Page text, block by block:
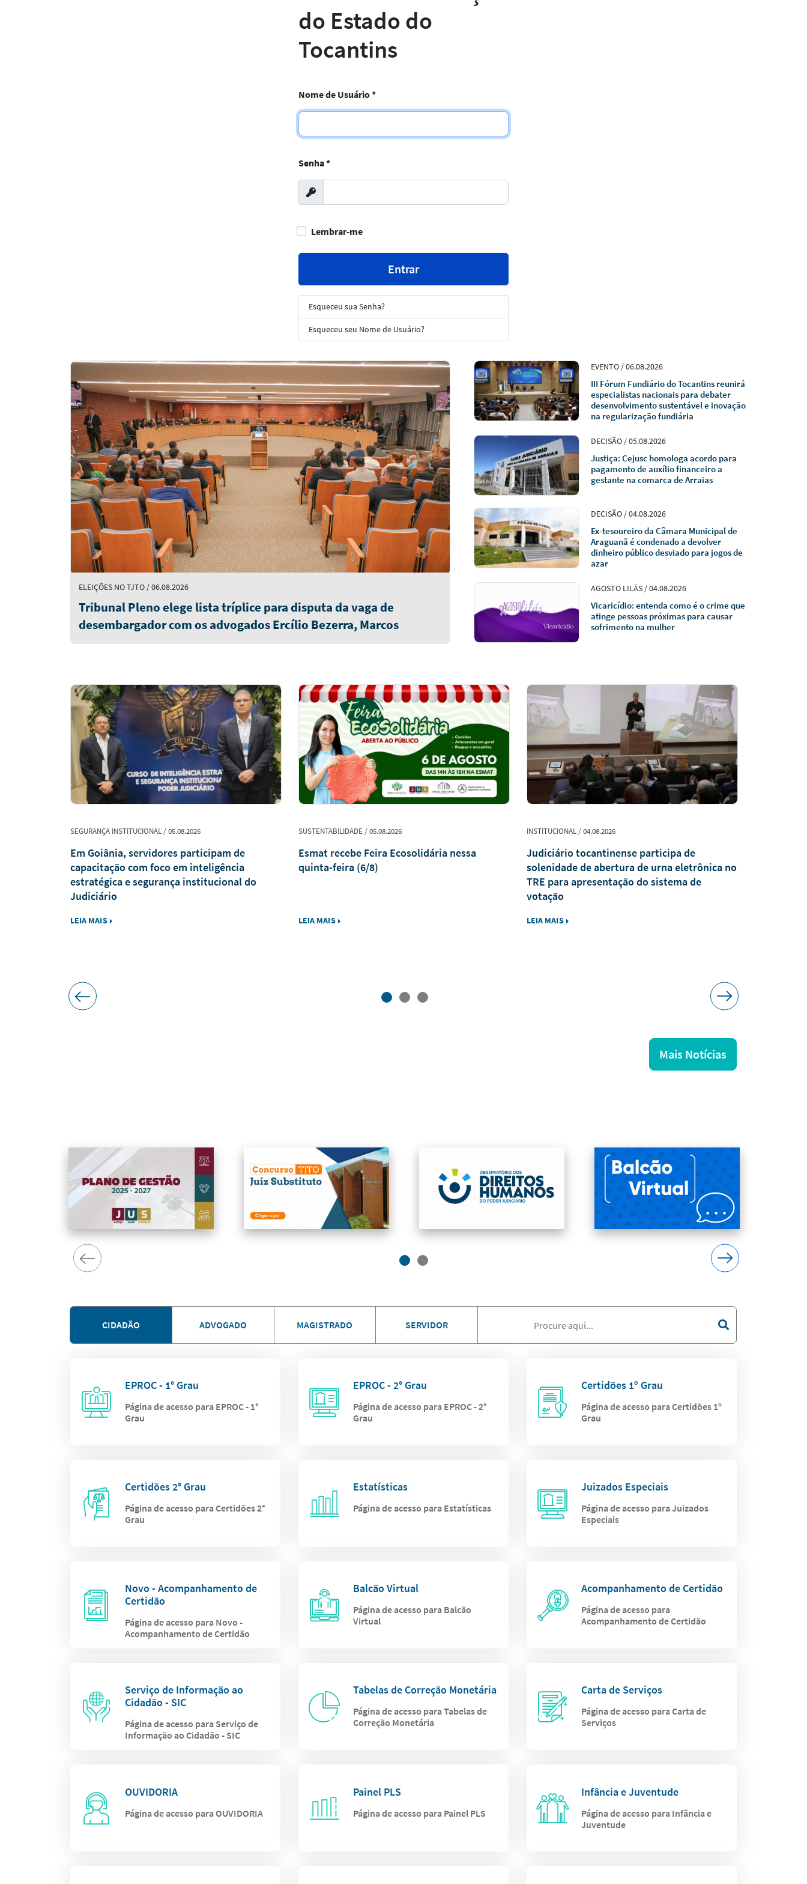
do Estado do
Tocantins
Nome de Usuário*
Senha*
Exibir
Lembrar-me
Entrar
Esqueceu sua Senha?
Esqueceu seu Nome de Usuário?
Notícias
em
Destaque
ELEIÇÕES NO TJTO / 06.08.2026
Tribunal Pleno elege lista tríplice para disputa da vaga de
desembargador com os advogados Ercílio Bezerra, Marcos
Antônio e Guilherme Trindade
EVENTO / 06.08.2026
III Fórum Fundiário do Tocantins reunirá
especialistas nacionais para debater
desenvolvimento sustentável e inovação
na regularização fundiária
DECISÃO / 05.08.2026
Justiça: Cejusc homologa acordo para
pagamento de auxílio financeiro a
gestante na comarca de Arraias
DECISÃO / 04.08.2026
Ex-tesoureiro da Câmara Municipal de
Araguanã é condenado a devolver
dinheiro público desviado para jogos de
azar
AGOSTO LILÁS / 04.08.2026
Vicaricídio: entenda como é o crime que
atinge pessoas próximas para causar
sofrimento na mulher
SEGURANÇA INSTITUCIONAL / 05.08.2026
Em Goiânia, servidores participam de
capacitação com foco em inteligência
estratégica e segurança institucional do
Judiciário
LEIA MAIS
SUSTENTABILIDADE / 05.08.2026
Esmat recebe Feira Ecosolidária nessa
quinta-feira (6/8)
LEIA MAIS
INSTITUCIONAL / 04.08.2026
Judiciário tocantinense participa de
solenidade de abertura de urna eletrônica no
TRE para apresentação do sistema de
votação
LEIA MAIS
Mais Notícias
CIDADÃO ADVOGADO MAGISTRADO SERVIDOR
EPROC - 1° Grau
Página de acesso para EPROC - 1°
Grau
EPROC - 2° Grau
Página de acesso para EPROC - 2°
Grau
Certidões 1º Grau
Página de acesso para Certidões 1º
Grau
Certidões 2° Grau
Página de acesso para Certidões 2°
Grau
Estatísticas
Página de acesso para Estatísticas
Juizados Especiais
Página de acesso para Juizados
Especiais
Novo - Acompanhamento de
Certidão
Página de acesso para Novo -
Acompanhamento de Certidão
Balcão Virtual
Página de acesso para Balcão
Virtual
Acompanhamento de Certidão
Página de acesso para
Acompanhamento de Certidão
Serviço de Informação ao
Cidadão - SIC
Página de acesso para Serviço de
Informação ao Cidadão - SIC
Tabelas de Correção Monetária
Página de acesso para Tabelas de
Correção Monetária
Carta de Serviços
Página de acesso para Carta de
Serviços
OUVIDORIA
Página de acesso para OUVIDORIA
Painel PLS
Página de acesso para Painel PLS
Infância e Juventude
Página de acesso para Infância e
Juventude